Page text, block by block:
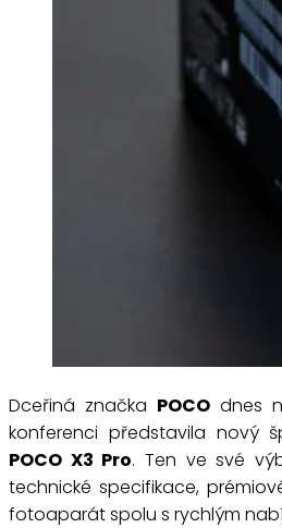
Dceřiná značka POCO dnes
konferenci představila nový
POCO X3 Pro. Ten ve své
technické specifikace,
fotoaparát spolu s rychlým